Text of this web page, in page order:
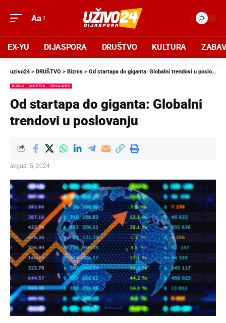
Aa
EX-YU DIJASPORA DRUŠTVO KULTURA
uzivo24 > DRUŠTVO > Biznis > Od startapa do giganta: Globalni trendovi u poslovanju
BIZNIS DRUŠTVO IZDVAJAMO
Od startapa do giganta: Globalni
trendovi u poslovanju
avgust 5, 2024